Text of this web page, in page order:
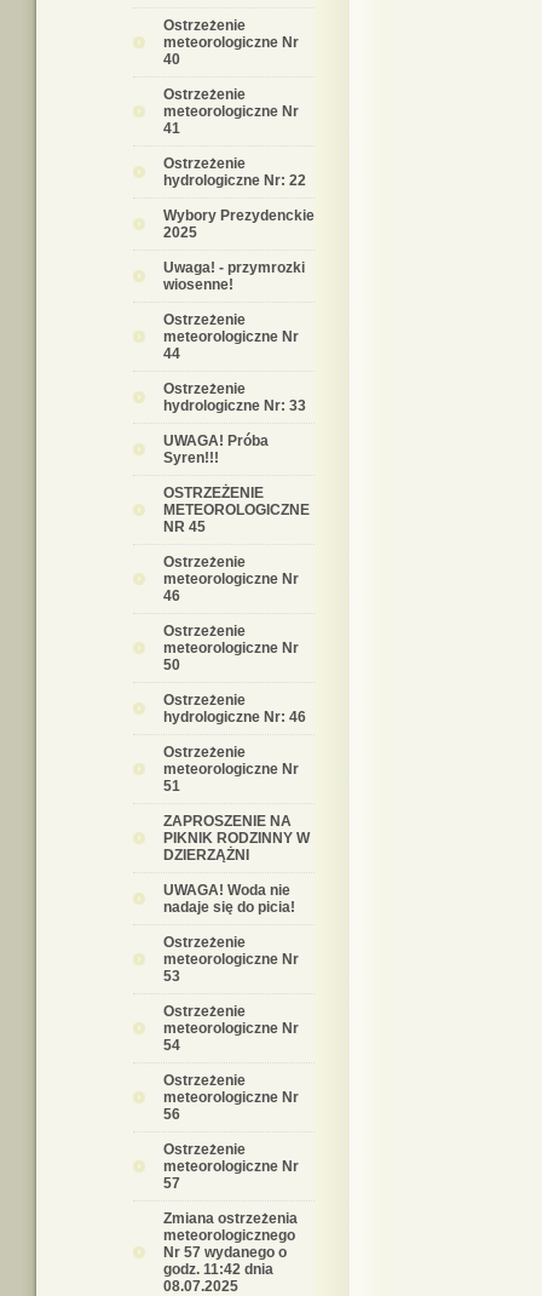
Ostrzeżenie
meteorologiczne Nr
40
Ostrzeżenie
meteorologiczne Nr
41
Ostrzeżenie
hydrologiczne Nr: 22
Wybory Prezydenckie
2025
Uwaga! - przymrozki
wiosenne!
Ostrzeżenie
meteorologiczne Nr
44
Ostrzeżenie
hydrologiczne Nr: 33
UWAGA! Próba
Syren!!!
OSTRZEŻENIE
METEOROLOGICZNE
NR 45
Ostrzeżenie
meteorologiczne Nr
46
Ostrzeżenie
meteorologiczne Nr
50
Ostrzeżenie
hydrologiczne Nr: 46
Ostrzeżenie
meteorologiczne Nr
51
ZAPROSZENIE NA
PIKNIK RODZINNY W
DZIERZĄŻNI
UWAGA! Woda nie
nadaje się do picia!
Ostrzeżenie
meteorologiczne Nr
53
Ostrzeżenie
meteorologiczne Nr
54
Ostrzeżenie
meteorologiczne Nr
56
Ostrzeżenie
meteorologiczne Nr
57
Zmiana ostrzeżenia
meteorologicznego
Nr 57 wydanego o
godz. 11:42 dnia
08.07.2025